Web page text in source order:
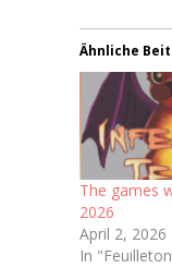
Ähnliche
The games
2026
April 2, 2026
In